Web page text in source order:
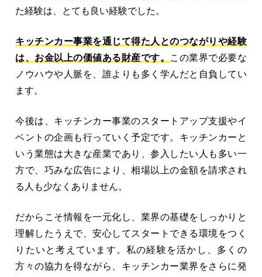
た経験は、とても良い経験でした。
キッチンカー事業を通じて得た人とのつながりや経験
は、お金以上の価値ある財産です。
この業界で必要な
ノウハウや人脈を、誰よりも多く学んだと自負してい
ます。
今後は、キッチンカー事業のスタートアップ支援やイ
ベントの企画も行っていく予定です。キッチンカーと
いう業態は大きな産業であり、参入したい人も多い一
方で、巧みな広告により、相場以上の金額を請求され
る人も少なくありません。
だからこそ情報を一元化し、業界の基礎をしっかりと
理解したうえで、安心してスタートできる環境をつく
りたいと考えています。私の経験を活かし、多くの
方々の協力を得ながら、キッチンカー業界をさらに発